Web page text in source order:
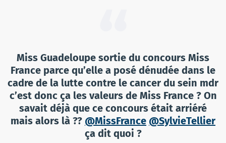
Miss Guadeloupe sortie du concours Miss
France parce qu’elle a posé dénudée dans le
cadre de la lutte contre le cancer du sein mdr
c’est donc ça les valeurs de Miss France ? On
savait déjà que ce concours était arriéré
mais alors là ?? @MissFrance @SylvieTellier
ça dit quoi ?